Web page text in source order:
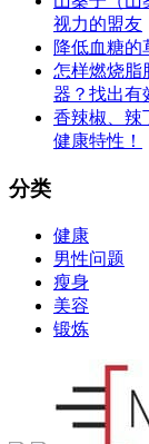
视力的盟友
降低血糖的
怎样燃烧脂
器？找出有
香辣椒、辣
健康特性！
分类
健康
男性问题
瘦身
美容
锻炼